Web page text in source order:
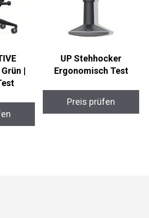
|
UP Stehhocker
Ergonomisch Test
Preis prüfen